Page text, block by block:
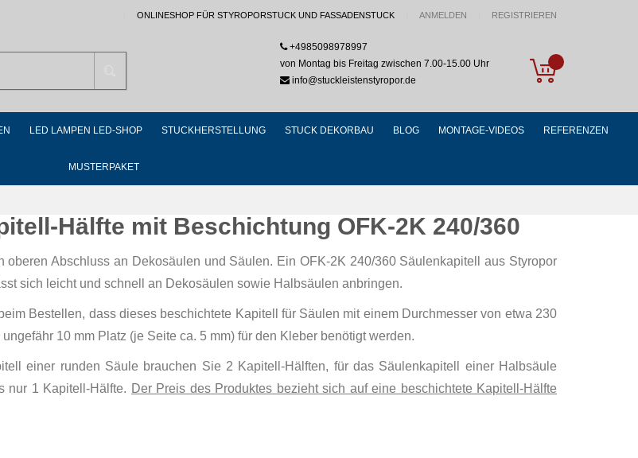
ONLINESHOP FÜR STYROPORSTUCK UND FASSADENSTUCK ANMELDEN REGISTRIEREN
My Cart
+4985098978997
von Montag bis Freitag zwischen 7.00-15.00 Uhr
info@stuckleistenstyropor.de
LED LAMPEN LED-SHOP STUCKHERSTELLUNG STUCK DEKORBAU BLOG MONTAGE-VIDEOS REFERENZEN
MUSTERPAKET
Hälfte mit Beschichtung OFK-2K 240/360
oberen Abschluss an Dekosäulen und Säulen. Ein OFK-2K 240/360 Säulenkapitell aus Styropor
sich leicht und schnell an Dekosäulen sowie Halbsäulen anbringen.
Bestellen, dass dieses beschichtete Kapitell für Säulen mit einem Durchmesser von etwa 230
10 mm Platz (je Seite ca. 5 mm) für den Kleber benötigt werden.
einer runden Säule brauchen Sie 2 Kapitell-Hälften, für das Säulenkapitell einer Halbsäule
nur 1 Kapitell-Hälfte. Der Preis des Produktes bezieht sich auf eine beschichtete Kapitell-Hälfte